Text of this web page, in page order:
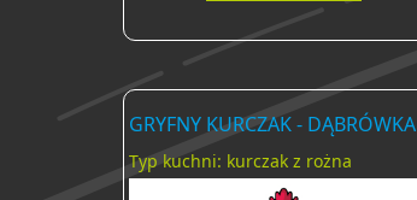
GRYFNY KURCZAK - DĄBRÓWKA
Typ kuchni: kurczak z rożna